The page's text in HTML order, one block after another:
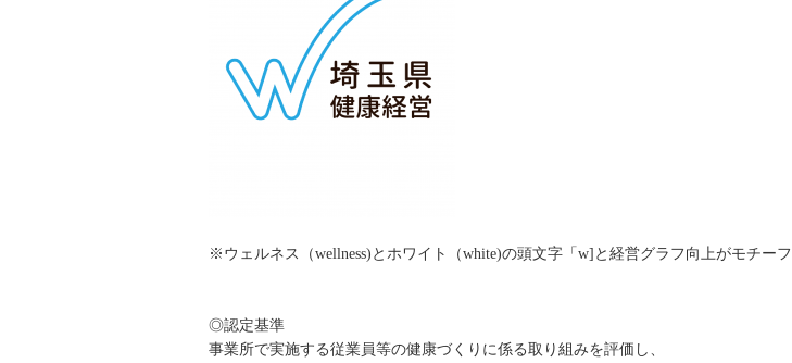
※ウェルネス（wellness)とホワイト（white)の頭文字「w]と経営グラフ向上がモチーフ
◎認定基準
事業所で実施する従業員等の健康づくりに係る取り組みを評価し、